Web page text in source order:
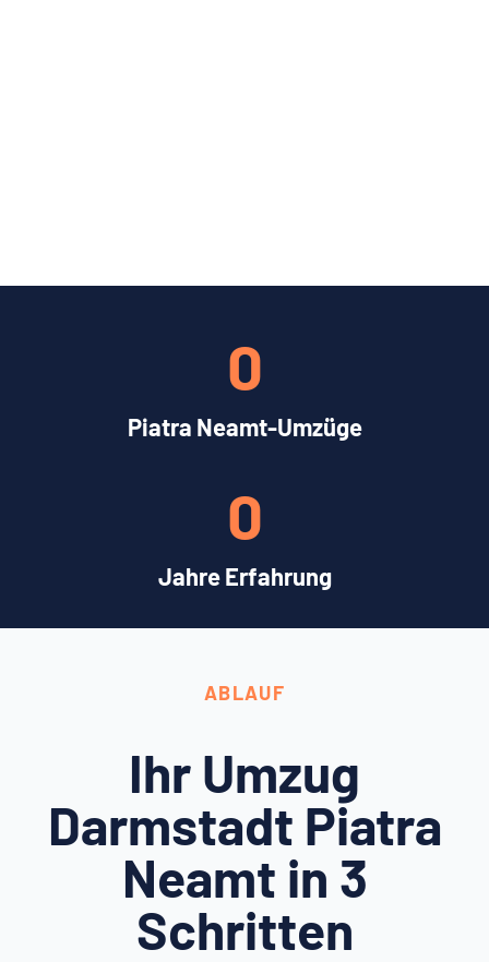
Piatra Neamt-Umzüge
0
Jahre Erfahrung
0
ABLAUF
Ihr Umzug
Darmstadt Piatra
Neamt in 3
Schritten